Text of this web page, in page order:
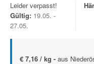
Leider verpasst!
Gültig: 19.05. -
27.05.
€ 7,16 / kg - aus